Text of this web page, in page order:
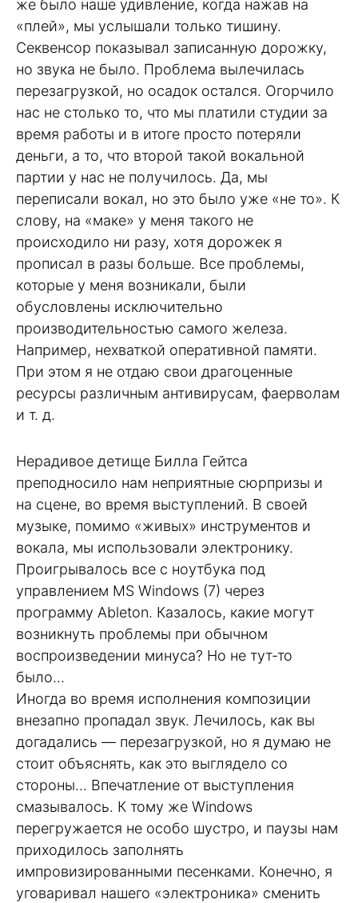
же было наше удивление, когда нажав на
«плей», мы услышали только тишину.
Секвенсор показывал записанную дорожку,
но звука не было. Проблема вылечилась
перезагрузкой, но осадок остался. Огорчило
нас не столько то, что мы платили студии за
время работы и в итоге просто потеряли
деньги, а то, что второй такой вокальной
партии у нас не получилось. Да, мы
переписали вокал, но это было уже «не то». К
слову, на «маке» у меня такого не
происходило ни разу, хотя дорожек я
прописал в разы больше. Все проблемы,
которые у меня возникали, были
обусловлены исключительно
производительностью самого железа.
Например, нехваткой оперативной памяти.
При этом я не отдаю свои драгоценные
ресурсы различным антивирусам, фаерволам
и т. д.
Нерадивое детище Билла Гейтса
преподносило нам неприятные сюрпризы и
на сцене, во время выступлений. В своей
музыке, помимо «живых» инструментов и
вокала, мы использовали электронику.
Проигрывалось все с ноутбука под
управлением MS Windows (7) через
программу Ableton. Казалось, какие могут
возникнуть проблемы при обычном
воспроизведении минуса? Но не тут-то
было…
Иногда во время исполнения композиции
внезапно пропадал звук. Лечилось, как вы
догадались — перезагрузкой, но я думаю не
стоит объяснять, как это выглядело со
стороны… Впечатление от выступления
смазывалось. К тому же Windows
перегружается не особо шустро, и паузы нам
приходилось заполнять
импровизированными песенками. Конечно, я
уговаривал нашего «электроника» сменить